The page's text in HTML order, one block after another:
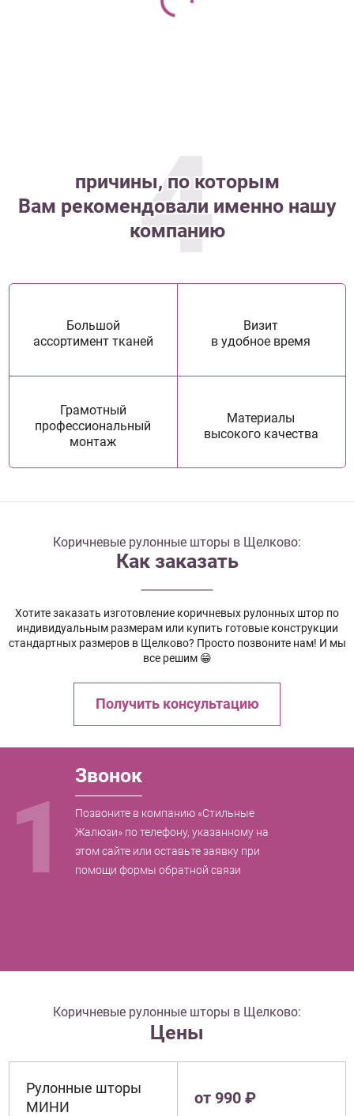
4
причины, по которым
Вам рекомендовали именно нашу
компанию
Большой
ассортимент тканей
Визит
в удобное время
Грамотный
профессиональный
монтаж
Материалы
высокого качества
Коричневые рулонные шторы в Щелково:
Как заказать
Хотите заказать изготовление коричневых рулонных штор по
индивидуальным размерам или купить готовые конструкции
стандартных размеров в Щелково? Просто позвоните нам! И мы
все решим 😁
Получить консультацию
1
Звонок
Позвоните в компанию «Стильные
Жалюзи» по телефону, указанному на
этом сайте или оставьте заявку при
помощи формы обратной связи
Коричневые рулонные шторы в Щелково:
Цены
Рулонные шторы
МИНИ
от 990 ₽